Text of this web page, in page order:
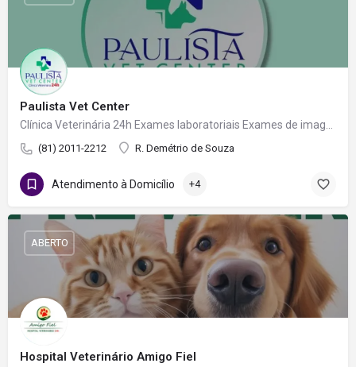
Paulista Vet Center
(81) 2011-2212 R. Demétrio de Souza
Atendimento à Domicílio +4
Hospital Veterinário Amigo Fiel
ABERTO